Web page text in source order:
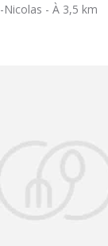
Nicolas - À 3,5 km